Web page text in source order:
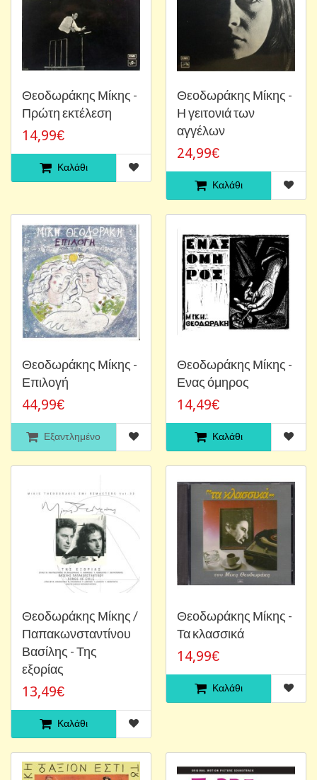
Θεοδωράκης Μίκης -
Πρώτη εκτέλεση
14,99€
Καλάθι
Θεοδωράκης Μίκης -
Η γειτονιά των
αγγέλων
24,99€
Καλάθι
Θεοδωράκης Μίκης -
Επιλογή
44,99€
Εξαντλημένο
Θεοδωράκης Μίκης -
Ενας όμηρος
14,49€
Καλάθι
Θεοδωράκης Μίκης /
Παπακωνσταντίνου
Βασίλης - Της
εξορίας
13,49€
Καλάθι
Θεοδωράκης Μίκης -
Τα κλασσικά
14,99€
Καλάθι